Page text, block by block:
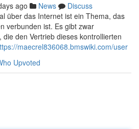
ago News
Discuss
über das Internet ist ein Thema, das
verbunden ist. Es gibt zwar
den Vertrieb dieses kontrollierten
maecrel836068.bmswiki.com/user
Upvoted